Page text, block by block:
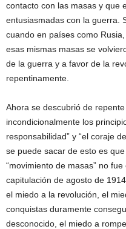
contacto con las masas y que
entusiasmadas con la guerra.
cuando en países como
esas mismas masas se
de la guerra y a favor de la
repentinamente.
Ahora se descubrió de
incondicionalmente los
responsabilidad” y “el coraje
se puede sacar de esto es
“movimiento de masas” no
capitulación de agosto de
el miedo a la revolución, el
conquistas duramente
desconocido, el miedo a